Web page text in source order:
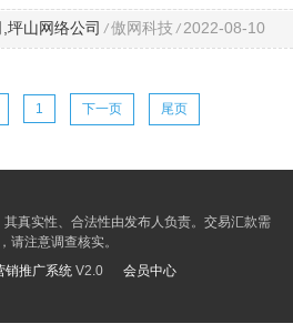
坪山网络公司 / 傲网科技 / 2022-08-10
1 下一页 尾页
真实性、合法性由发布人负责。交易汇款需
请注意调查核实。
销推广系统 V2.0 会员中心